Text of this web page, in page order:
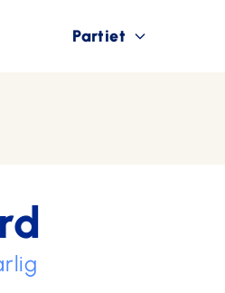
Partiet